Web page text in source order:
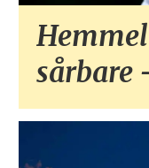
sårbare